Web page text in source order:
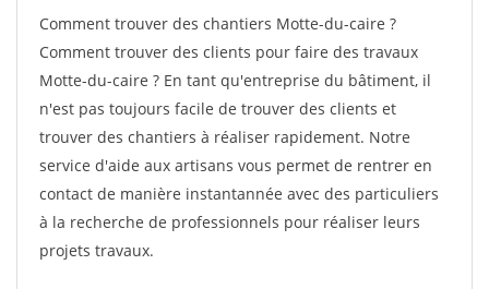
Comment trouver des chantiers Motte-du-caire ?
Comment trouver des clients pour faire des travaux
Motte-du-caire ? En tant qu'entreprise du bâtiment, il
n'est pas toujours facile de trouver des clients et
trouver des chantiers à réaliser rapidement. Notre
service d'aide aux artisans vous permet de rentrer en
contact de manière instantannée avec des particuliers
à la recherche de professionnels pour réaliser leurs
projets travaux.